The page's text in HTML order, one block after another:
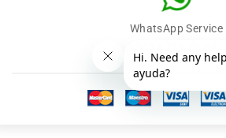
WhatsApp Service